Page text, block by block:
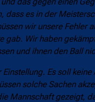
dass es in der
wir unsere Fehler
gab. Wir haben
und ihnen den Ball
Einstellung. Es soll
solche Sachen
Mannschaft gezeigt,